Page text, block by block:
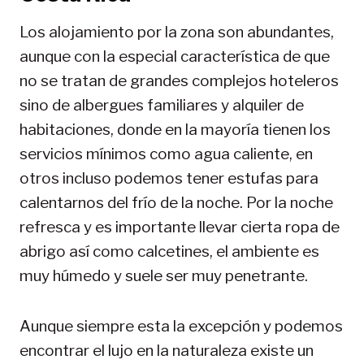
Los alojamiento por la zona son abundantes,
aunque con la especial característica de que
no se tratan de grandes complejos hoteleros
sino de albergues familiares y alquiler de
habitaciones, donde en la mayoría tienen los
servicios mínimos como agua caliente, en
otros incluso podemos tener estufas para
calentarnos del frío de la noche. Por la noche
refresca y es importante llevar cierta ropa de
abrigo así como calcetines, el ambiente es
muy húmedo y suele ser muy penetrante.
Aunque siempre esta la excepción y podemos
encontrar el lujo en la naturaleza existe un